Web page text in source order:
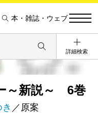
本・雑誌・ウェブ
詳細検索
～新説～ 6巻
／原案